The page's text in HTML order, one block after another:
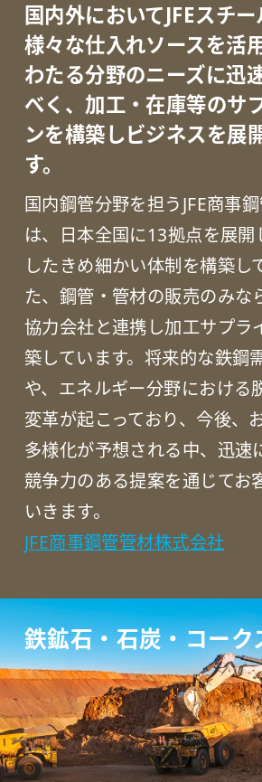
国内外においてJFEスチ
様々な仕入れソースを活用
わたる分野のニーズに迅
べく、 加工・在庫等のサ
ンを構築しビジネスを展
す。
国内鋼管分野を担うJFE商事鋼
は、日本全国に13拠点を展開
したきめ細かい体制を構築し
た、鋼管・管材の販売のみな
協力会社と連携し加工サプラ
築しています。将来的な鉄鋼
や、エネルギー分野における
変革が起こっており、今後、
多様化が予想される中、迅速
競争力のある提案を通じてお
いきます。
JFE商事鋼管管材株式会社
鉄鉱石・石炭・コーク